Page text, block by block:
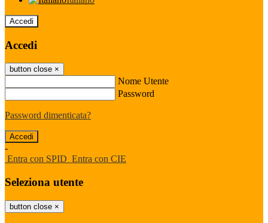
Accedi
Accedi
button close ×
Nome Utente
Password
Password dimenticata?
-
Entra con SPID Entra con CIE
Seleziona utente
button close ×